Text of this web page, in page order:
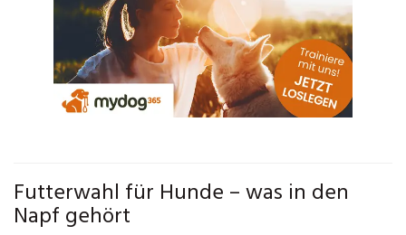
Futterwahl für Hunde – was in den
Napf gehört